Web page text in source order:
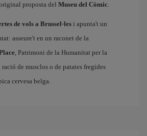
proposta del Museu del Còmic.
de vols a Brussel·les i apunta't un
asseure't en un raconet de la
, Patrimoni de la Humanitat per la
de musclos o de patates fregides
cervesa belga.